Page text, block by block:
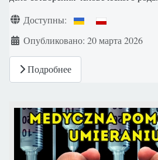
Информация о материале
Доступны:
Опубликовано: 20 марта 2026
Подробнее